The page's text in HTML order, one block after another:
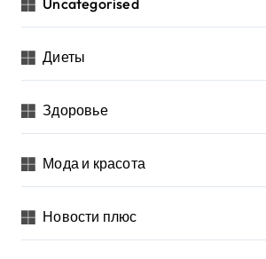
Диеты
Здоровье
Мода и красота
Новости плюс